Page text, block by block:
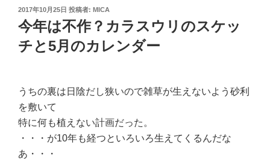
投
稿
日:
2017年10月25日 投稿者: MICA
今年は不作？カラスウリのスケッ
チと5月のカレンダー
うちの裏は日陰だし狭いので雑草が生えないよう砂利
を敷いて
特に何も植えない計画だった。
・・・が10年も経つといろいろ生えてくるんだな
あ・・・